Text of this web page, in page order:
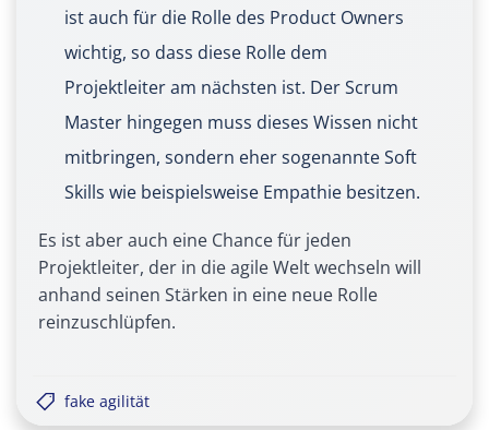
ist auch für die Rolle des Product Owners
wichtig, so dass diese Rolle dem
Projektleiter am nächsten ist. Der Scrum
Master hingegen muss dieses Wissen nicht
mitbringen, sondern eher sogenannte Soft
Skills wie beispielsweise Empathie besitzen.
Es ist aber auch eine Chance für jeden
Projektleiter, der in die agile Welt wechseln will
anhand seinen Stärken in eine neue Rolle
reinzuschlüpfen.
fake agilität